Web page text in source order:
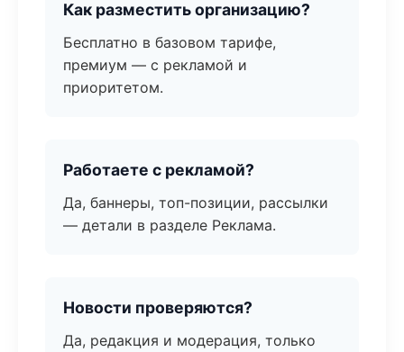
Как разместить организацию?
Бесплатно в базовом тарифе,
премиум — с рекламой и
приоритетом.
Работаете с рекламой?
Да, баннеры, топ-позиции, рассылки
— детали в разделе Реклама.
Новости проверяются?
Да, редакция и модерация, только